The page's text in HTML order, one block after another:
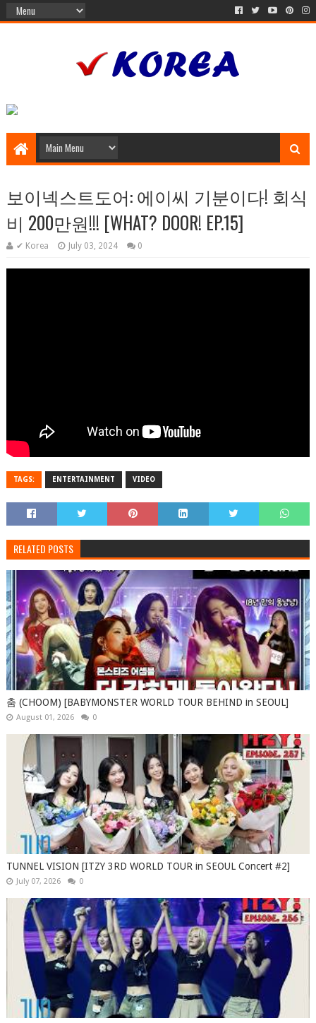
보이넥스트도어: 에이씨 기분이다! 회식
비 200만원!!! [WHAT? DOOR! EP.15]
✔ Korea July 03, 2024 0
TAGS: ENTERTAINMENT VIDEO
RELATED POSTS
춤 (CHOOM) [BABYMONSTER WORLD TOUR BEHIND in SEOUL]
August 01, 2026 0
TUNNEL VISION [ITZY 3RD WORLD TOUR in SEOUL Concert #2]
July 07, 2026 0